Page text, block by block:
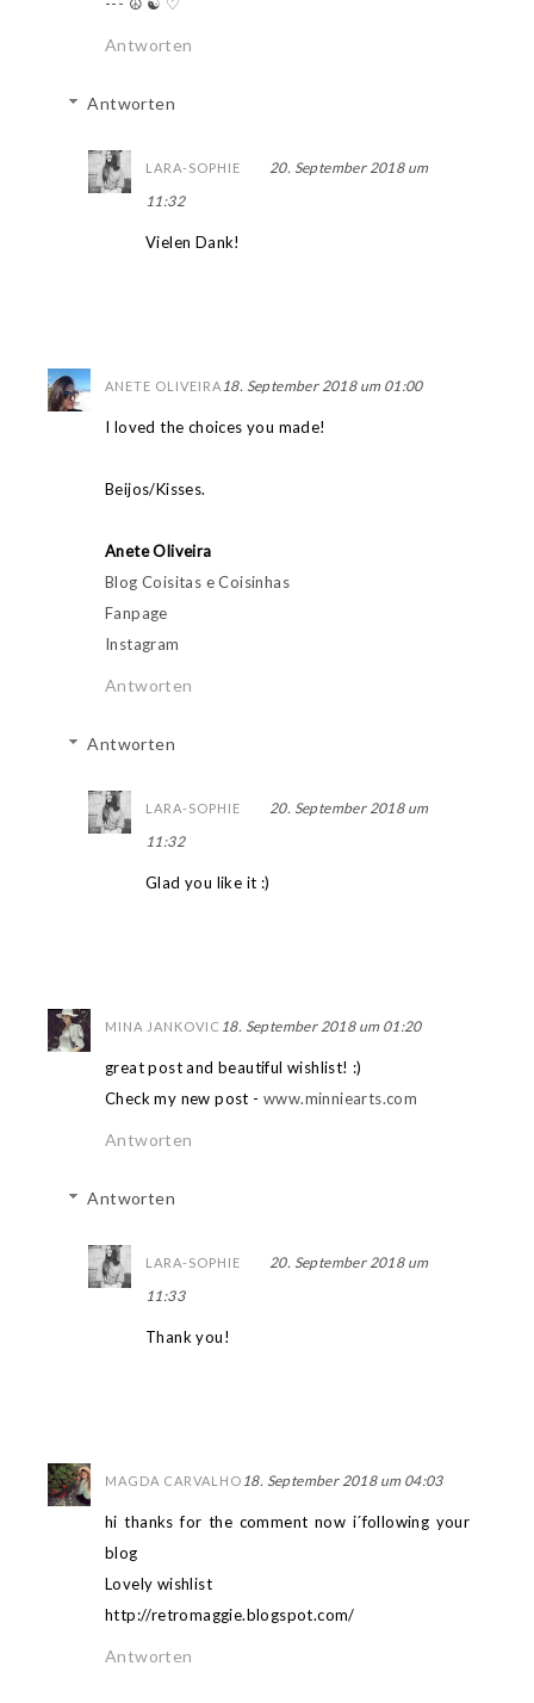
--- ☮ ☯ ♡
Antworten
Antworten
LARA-SOPHIE
20. September 2018 um
11:32
Vielen Dank!
ANETE OLIVEIRA18. September 2018 um 01:00
I loved the choices you made!
Beijos/Kisses.
Anete Oliveira
Blog Coisitas e Coisinhas
Fanpage
Instagram
Antworten
Antworten
LARA-SOPHIE
20. September 2018 um
11:32
Glad you like it :)
MINA JANKOVIC 18. September 2018 um 01:20
great post and beautiful wishlist! :)
Check my new post - www.minniearts.com
Antworten
Antworten
LARA-SOPHIE
20. September 2018 um
11:33
Thank you!
MAGDA CARVALHO18. September 2018 um 04:03
hi thanks for the comment now i´following your
blog
Lovely wishlist
http://retromaggie.blogspot.com/
Antworten